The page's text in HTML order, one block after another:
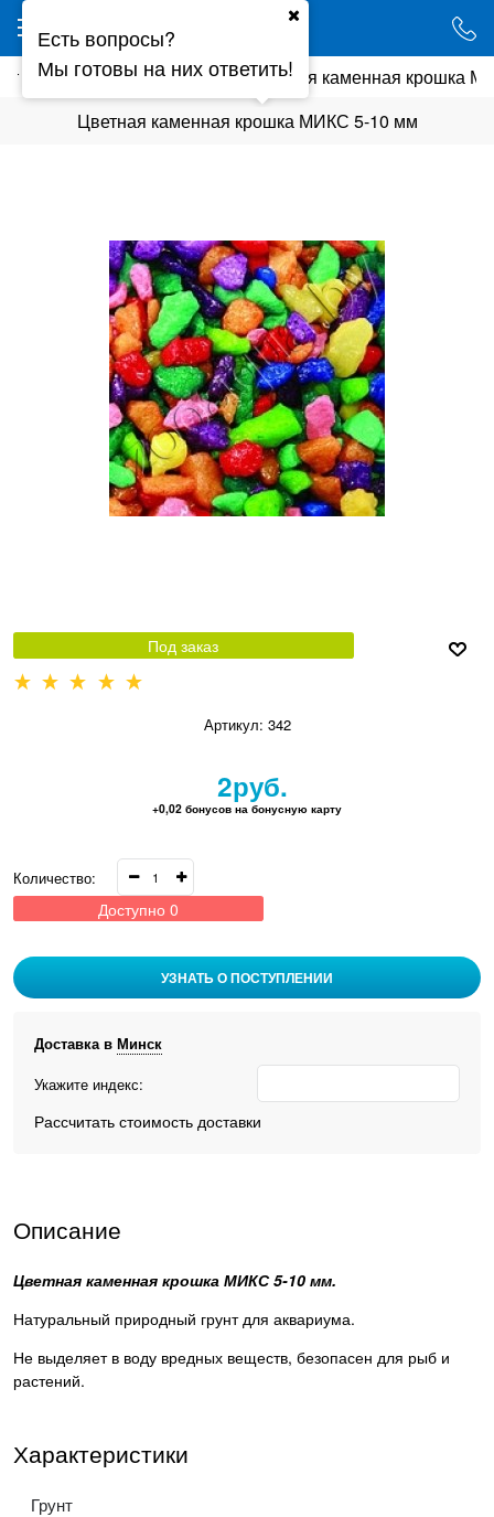
Галька, кварц, гравий
Цветная каменная крошка
Цветная каменная крошка МИКС 5-10 мм
Под заказ
Артикул: 342
2руб.
+0,02 бонусов на бонусную карту
Количество:
Доступно 0
УЗНАТЬ О ПОСТУПЛЕНИИ
Доставка в Минск
Укажите индекс:
Рассчитать стоимость доставки
Описание
Цветная каменная крошка МИКС 5-10 мм.
Натуральный природный грунт для аквариума.
Не выделяет в воду вредных веществ, безопасен для рыб и
растений.
Характеристики
Грунт
Есть вопросы?
Мы готовы на них ответить!
Ваш город - Минск,
угадали?
ДА НЕТ